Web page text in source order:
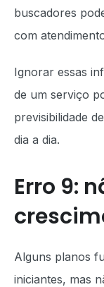
buscadores
com
Ignorar essas
de um serviço
previsibilidade
dia a dia.
Erro 9:
Alguns planos
iniciantes, mas